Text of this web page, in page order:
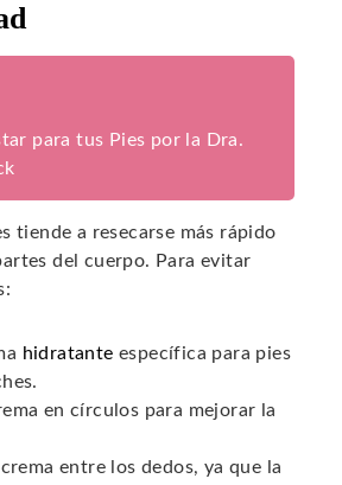
para tus Pies por la Dra.
tiende a resecarse más rápido
del cuerpo. Para evitar
hidratante específica para pies
en círculos para mejorar la
entre los dedos, ya que la